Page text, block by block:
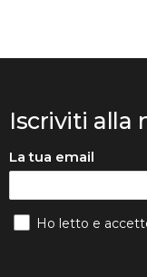
Iscriviti alla
La tua email
Ho letto e